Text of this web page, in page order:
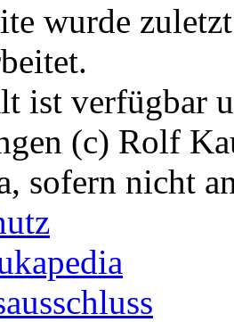
wurde
ist verfügbar
(c) Rolf
sofern nicht